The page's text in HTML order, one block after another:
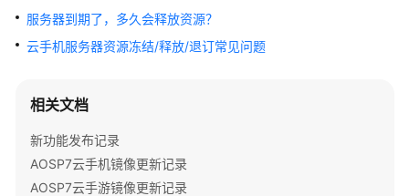
产
品
费
说
明
服务器到期了，多久会释放资源？
云手机服务器资源冻结/释放/退订常见问题
相关文档
新功能发布记录
AOSP7云手机镜像更新记录
AOSP7云手游镜像更新记录